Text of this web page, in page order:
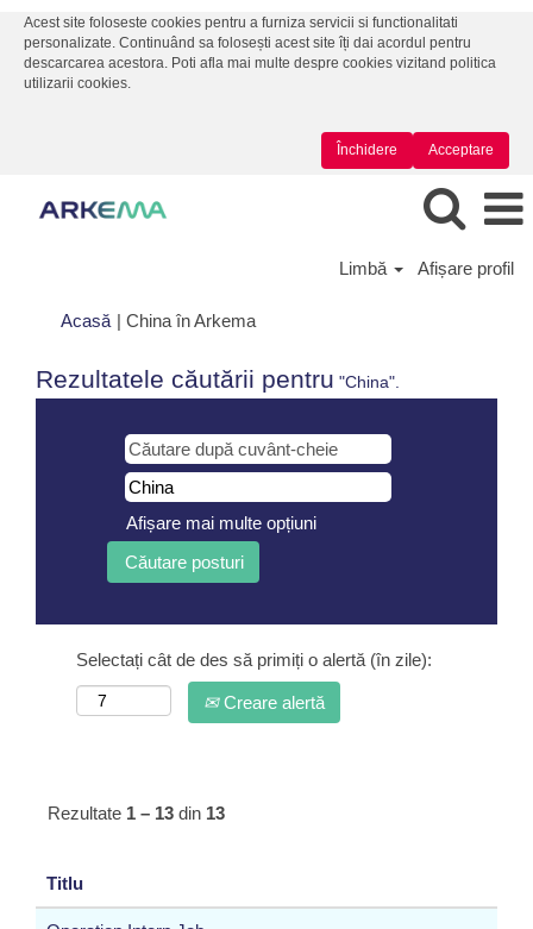
Acest site foloseste cookies pentru a furniza servicii si functionalitati
personalizate. Continuând sa folosești acest site îți dai acordul pentru
descarcarea acestora. Poti afla mai multe despre cookies vizitand politica
utilizarii cookies.
Acceptare
Închidere
Limbă Afișare profil
Acasă | China în Arkema(pagina
Rezultatele căutării pentru "China".
Afișare mai multe opțiuni
Selectați cât de des să primiți o alertă (în zile):
Creare alertă
Rezultate 1 – 13 din 13
Titlu